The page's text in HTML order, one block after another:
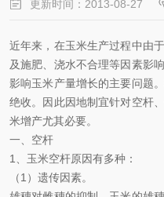
更新时间：2013-08-27
近年来，在玉米生产过程中由
及施肥、浇水不合理等因素影
影响玉米产量增长的主要问题
绝收。因此因地制宜针对空杆
米增产尤其必要。
一、空杆
1
、玉米空杆原因有多种：
（1）遗传因素。